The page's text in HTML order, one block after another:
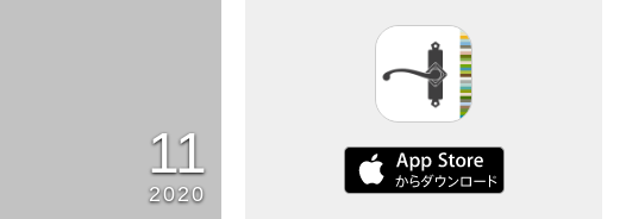
11
2020